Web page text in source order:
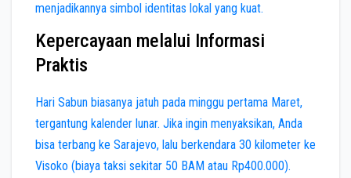
menjadikannya simbol identitas lokal yang kuat.
Kepercayaan melalui Informasi
Praktis
Hari Sabun biasanya jatuh pada minggu pertama Maret,
tergantung kalender lunar. Jika ingin menyaksikan, Anda
bisa terbang ke Sarajevo, lalu berkendara 30 kilometer ke
Visoko (biaya taksi sekitar 50 BAM atau Rp400.000).